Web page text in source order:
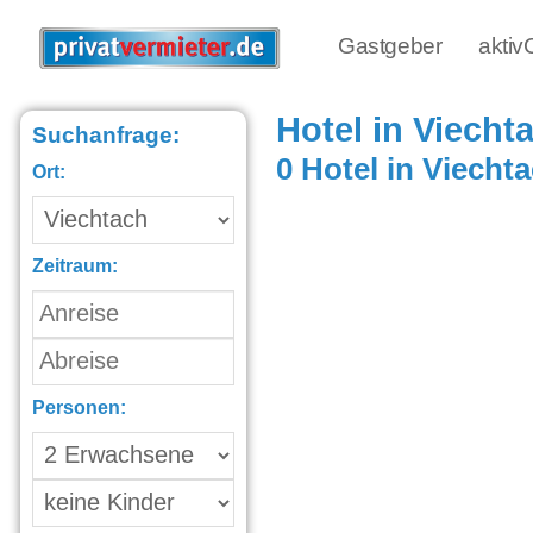
Gastgeber
Suchanfrage:
Ort:
Zeitraum:
Personen:
Hotel in
0 Hotel in